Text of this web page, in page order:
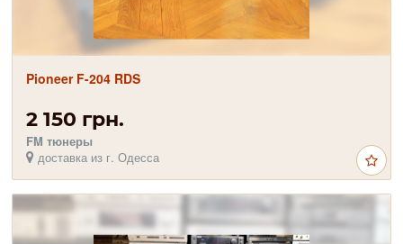
Pioneer F-204 RDS
2 150 грн.
FM тюнеры
доставка из г. Одесса